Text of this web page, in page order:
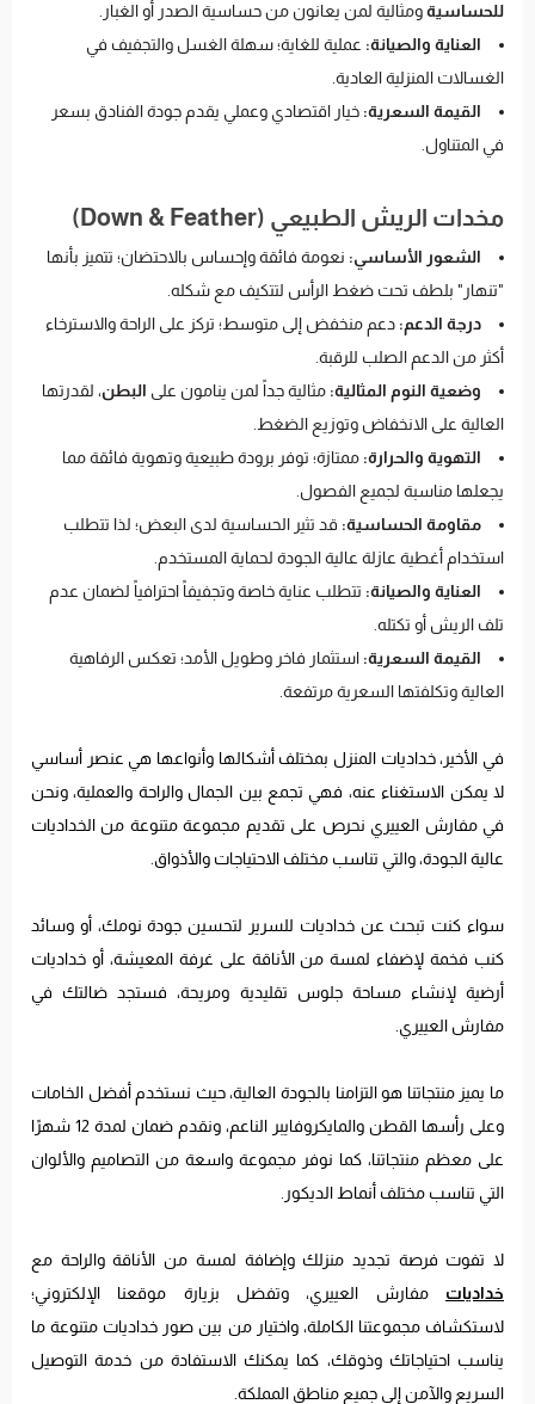
للحساسيةومثالية لمن يعانون من حساسية الصدر أو الغبار.
العناية والصيانة: عملية للغاية؛ سهلة الغسل والتجفيف في
الغسالات المنزلية العادية.
القيمة السعرية: خيار اقتصادي وعملي يقدم جودة الفنادق بسعر
في المتناول.
مخدات الريش الطبيعي (Down & Feather)
الشعور الأساسي: نعومة فائقة وإحساس بالاحتضان؛ تتميز بأنها
"تنهار" بلطف تحت ضغط الرأس لتتكيف مع شكله.
درجة الدعم: دعم منخفض إلى متوسط؛ تركز على الراحة والاسترخاء
أكثر من الدعم الصلب للرقبة.
وضعية النوم المثالية: مثالية جداً لمن ينامون على البطن، لقدرتها
العالية على الانخفاض وتوزيع الضغط.
التهوية والحرارة: ممتازة؛ توفر برودة طبيعية وتهوية فائقة مما
يجعلها مناسبة لجميع الفصول.
مقاومة الحساسية: قد تثير الحساسية لدى البعض؛ لذا تتطلب
استخدام أغطية عازلة عالية الجودة لحماية المستخدم.
العناية والصيانة: تتطلب عناية خاصة وتجفيفاً احترافياً لضمان عدم
تلف الريش أو تكتله.
القيمة السعرية: استثمار فاخر وطويل الأمد؛ تعكس الرفاهية
العالية وتكلفتها السعرية مرتفعة.
في الأخير، خداديات المنزل بمختلف أشكالها وأنواعها هي عنصر أساسي
لا يمكن الاستغناء عنه، فهي تجمع بين الجمال والراحة والعملية، ونحن
في مفارش العييري نحرص على تقديم مجموعة متنوعة من الخداديات
عالية الجودة، والتي تناسب مختلف الاحتياجات والأذواق.
سواء كنت تبحث عن خداديات للسرير لتحسين جودة نومك، أو وسائد
كنب فخمة لإضفاء لمسة من الأناقة على غرفة المعيشة، أو خداديات
أرضية لإنشاء مساحة جلوس تقليدية ومريحة، فستجد ضالتك في
مفارش العييري.
ما يميز منتجاتنا هو التزامنا بالجودة العالية، حيث نستخدم أفضل الخامات
وعلى رأسها القطن والمايكروفايبر الناعم، ونقدم ضمان لمدة 12 شهرًا
على معظم منتجاتنا، كما نوفر مجموعة واسعة من التصاميم والألوان
التي تناسب مختلف أنماط الديكور.
لا تفوت فرصة تجديد منزلك وإضافة لمسة من الأناقة والراحة مع
خداديات مفارش العييري، وتفضل بزيارة موقعنا الإلكتروني؛
لاستكشاف مجموعتنا الكاملة، واختيار من بين صور خداديات متنوعة ما
يناسب احتياجاتك وذوقك، كما يمكنك الاستفادة من خدمة التوصيل
السريع والآمن إلى جميع مناطق المملكة.